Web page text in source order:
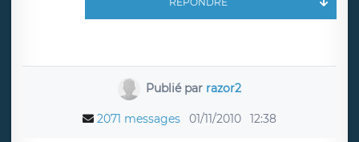
Publié par razor2
2071 messages 01/11/2010 12:38